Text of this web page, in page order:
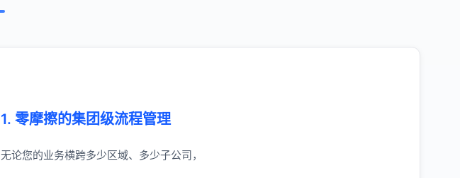
1. 零摩擦的集团级流程管理
无论您的业务横跨多少区域、多少子公司，